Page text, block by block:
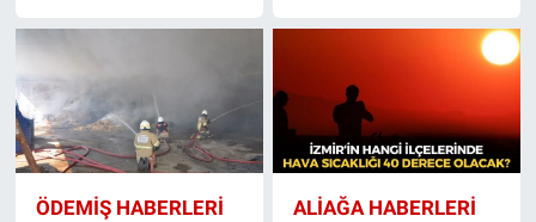
ÖDEMIŞ HABERLERI ALIAĞA HABERLERI